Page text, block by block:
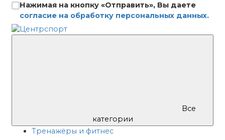
Нажимая на кнопку «Отправить», Вы даете
согласие на обработку персональных данных.
Все
категории
Тренажёры и фитнес